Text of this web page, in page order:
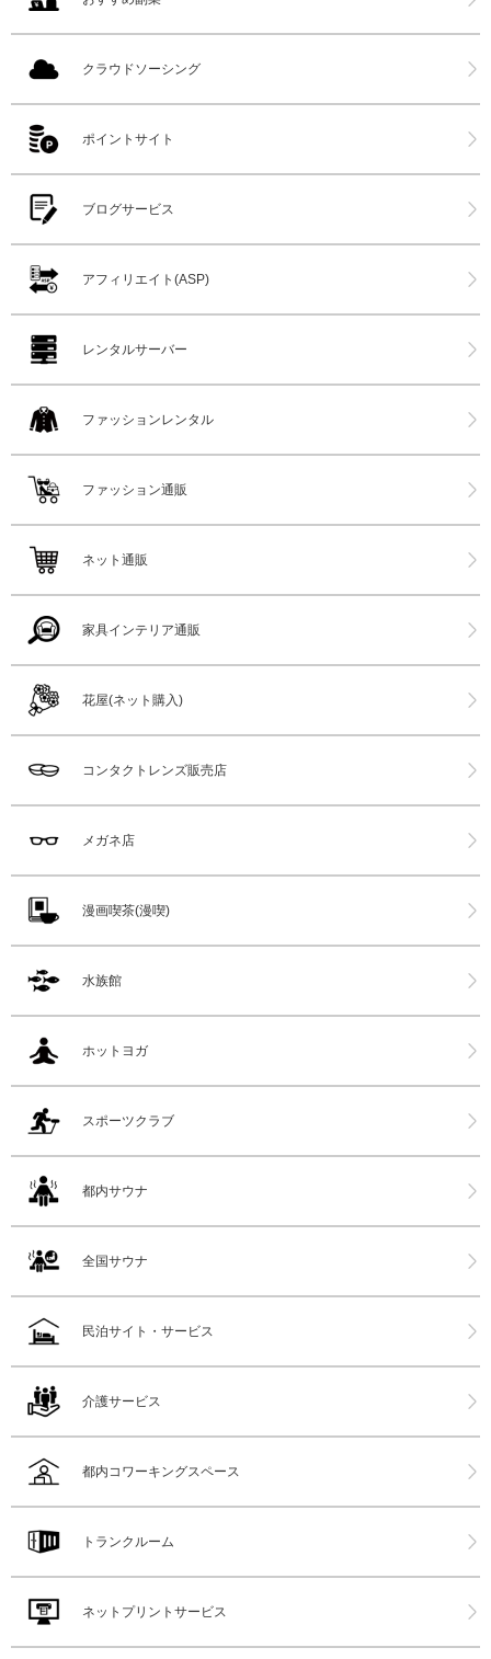
クラウドソーシング
ポイントサイト
ブログサービス
アフィリエイト(ASP)
レンタルサーバー
ファッションレンタル
ファッション通販
ネット通販
家具インテリア通販
花屋(ネット購入)
コンタクトレンズ販売店
メガネ店
漫画喫茶(漫喫)
水族館
ホットヨガ
スポーツクラブ
都内サウナ
全国サウナ
民泊サイト・サービス
介護サービス
都内コワーキングスペース
トランクルーム
ネットプリントサービス